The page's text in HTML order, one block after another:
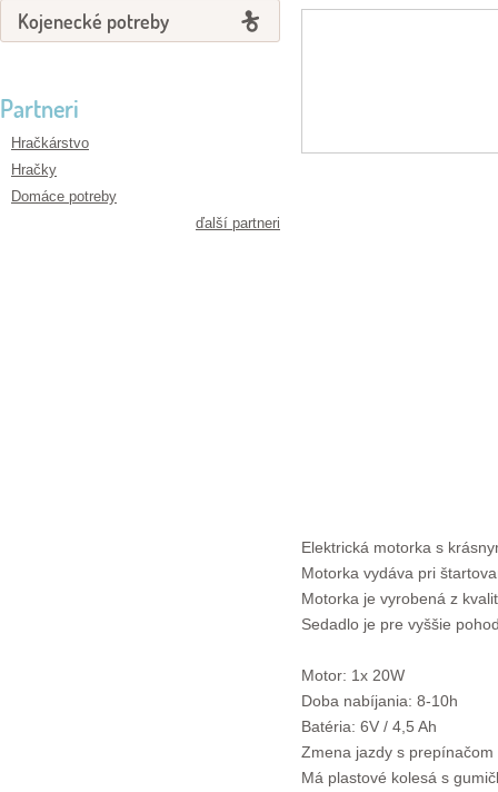
Kojenecké potreby
Partneri
Hračkárstvo
Hračky
Domáce potreby
ďalší partneri
Elektrická motorka s
Motorka vydáva pri
Motorka je vyrobená z
Sedadlo je pre vyššie
Motor: 1x 20W
Doba nabíjania: 8-10h
Batéria: 6V / 4,5 Ah
Zmena jazdy s
Má plastové kolesá s